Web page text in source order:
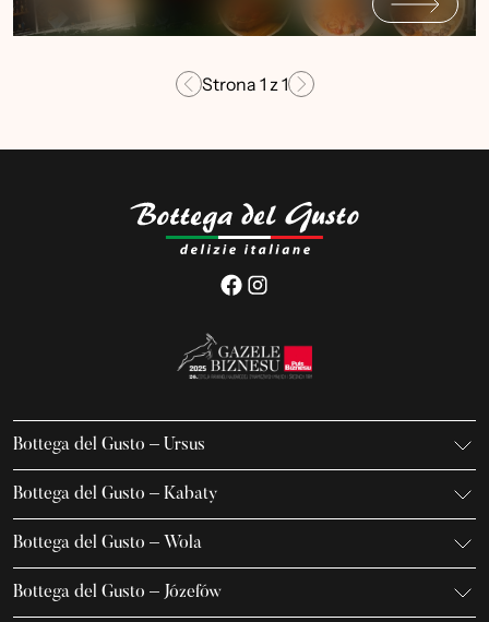
Strona 1 z1
Bottega del Gusto – Ursus
K. Gierdziejewskiego 7
02-495 Warszawa
+48 666 736 899
Bottega del Gusto – Kabaty
Iwanowa-Szajnowicza 7/U1
02-796 Warszawa
+48 600 155 636
Bottega del Gusto – Wola
Jana Kazimierza 23/U5
01-248 Warszawa
Bottega del Gusto – Józefów